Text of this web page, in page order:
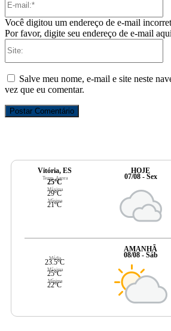
Você digitou um endereço de e-mail
Por favor, digite seu endereço de e-mail aqui
Salve meu nome, e-mail e site neste
vez que eu comentar.
Vitória, ES
Temp. Agora
25ºC
Máxima
29ºC
Mínima
21ºC
HOJE
07/08 - Sex
Média
23.5ºC
Máxima
25ºC
Mínima
22ºC
AMANHÃ
08/08 - Sáb